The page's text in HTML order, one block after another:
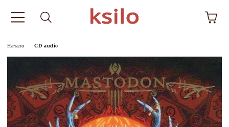
Начало CD audio